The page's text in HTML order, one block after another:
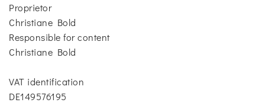
Proprietor
Christiane Bold
Responsible for content
Christiane Bold
VAT identification
DE149576195